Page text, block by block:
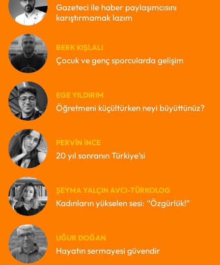
Gazeteci ile haber paylaşımcısını
karıştırmamak lazım
BERK KIŞLALI
Çocuk ve genç sporcularda gelişim
EGE YILDIRIM
Öğretmeni küçültürken neyi büyüttünüz?
PERVIN İNCE
20 yıl sonranın Türkiye’si
ŞEYMA YALÇIN AVCI-TÜRKOLOG
Kadınların yükselen sesi: “Özgürlük!”
UĞUR DOĞAN
Hayatın sermayesi güvendir